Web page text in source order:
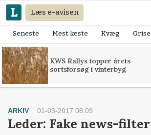
Læs e-avisen
Seneste Mest læste Kvæg Grise
KWS Rallys topper årets
sortsforsøg i vinterbyg
ARKIV 01-03-2017 08:09
Leder: Fake news-filter